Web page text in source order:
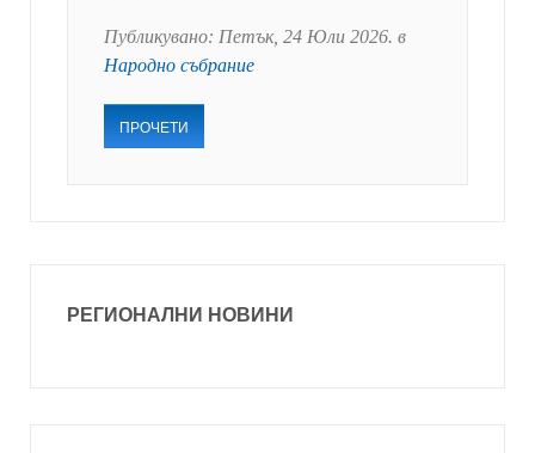
Публикувано: Петък, 24 Юли 2026. в
Народно събрание
ПРОЧЕТИ
РЕГИОНАЛНИ НОВИНИ